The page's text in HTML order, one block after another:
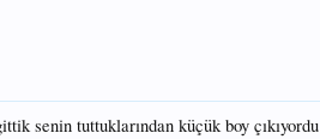
senin tuttuklarından küçük boy